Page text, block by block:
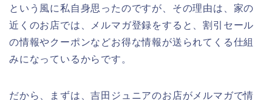
という風に私自身思ったのですが、その理由は、家の
近くのお店では、メルマガ登録をすると、割引セール
の情報やクーポンなどお得な情報が送られてくる仕組
みになっているからです。
だから、まずは、吉田ジュニアのお店がメルマガで情